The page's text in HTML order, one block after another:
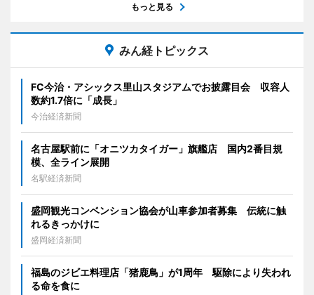
もっと見る
みん経トピックス
FC今治・アシックス里山スタジアムでお披露目会 収容人
数約1.7倍に「成長」
今治経済新聞
名古屋駅前に「オニツカタイガー」旗艦店 国内2番目規
模、全ライン展開
名駅経済新聞
盛岡観光コンベンション協会が山車参加者募集 伝統に触
れるきっかけに
盛岡経済新聞
福島のジビエ料理店「猪鹿鳥」が1周年 駆除により失われ
る命を食に